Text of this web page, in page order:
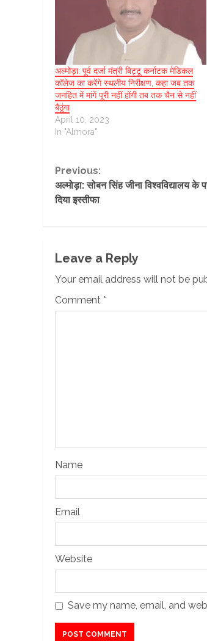
अल्मोड़ा: पूर्व दर्जा मंत्री बिट्टू कर्नाटक मेडिकल
कॉलेज का करेंगे स्थलीय निरीक्षण, कहा जब तक
जनहित में मांगें पूरी नहीं होंगी तब तक चैन से नहीं
बैठूंगा
April 10, 2023
In "Almora"
Continue
Reading
Previous:
अल्मोड़ा: सोबन सिंह जीना विश्वविद्यालय के
दिया इस्तीफा
Leave a Reply
Your email address will not be
Comment *
Name
Email
Website
Save my name, email, and